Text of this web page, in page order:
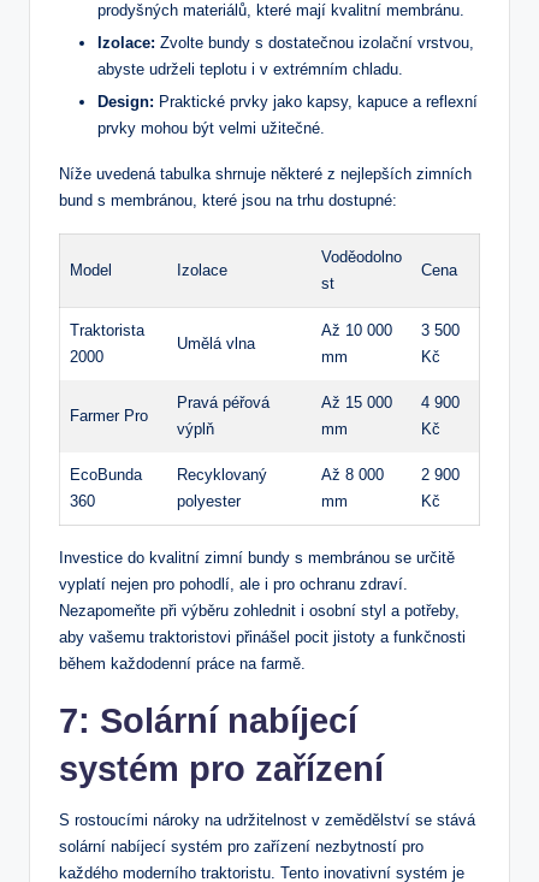
prodyšných materiálů, které mají kvalitní membránu.
Izolace: Zvolte bundy s dostatečnou izolační vrstvou,
abyste udrželi teplotu i v extrémním chladu.
Design: Praktické prvky jako kapsy, kapuce a reflexní
prvky mohou být velmi užitečné.
Níže uvedená tabulka shrnuje některé z nejlepších zimních
bund s membránou, které jsou na trhu dostupné:
Model Izolace
Voděodolno
st
Cena
Traktorista
2000
Umělá vlna
Až 10 000
mm
3 500
Kč
Farmer Pro
Pravá péřová
výplň
Až 15 000
mm
4 900
Kč
EcoBunda
360
Recyklovaný
polyester
Až 8 000
mm
2 900
Kč
Investice do kvalitní zimní bundy s membránou se určitě
vyplatí nejen pro pohodlí, ale i pro ochranu zdraví.
Nezapomeňte při výběru zohlednit i osobní styl a potřeby,
aby vašemu traktoristovi přinášel pocit jistoty a funkčnosti
během každodenní práce na farmě.
7: Solární nabíjecí
systém pro zařízení
S rostoucími nároky na udržitelnost v zemědělství se stává
solární nabíjecí systém pro zařízení nezbytností pro
každého moderního traktoristu. Tento inovativní systém je